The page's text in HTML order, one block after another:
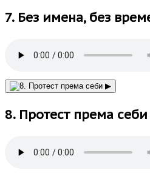
7. Без имена, без
▶
8. Протест према себи